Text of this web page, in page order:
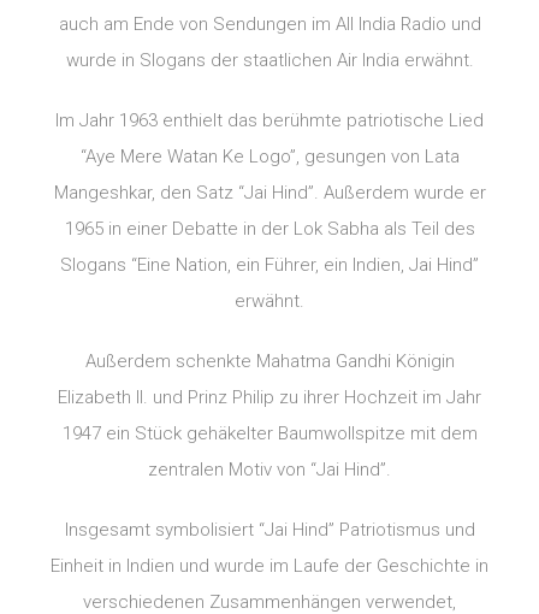
auch am Ende von Sendungen im All India Radio und
wurde in Slogans der staatlichen Air India erwähnt.
Im Jahr 1963 enthielt das berühmte patriotische Lied
“Aye Mere Watan Ke Logo”, gesungen von Lata
Mangeshkar, den Satz “Jai Hind”. Außerdem wurde er
1965 in einer Debatte in der Lok Sabha als Teil des
Slogans “Eine Nation, ein Führer, ein Indien, Jai Hind”
erwähnt.
Außerdem schenkte Mahatma Gandhi Königin
Elizabeth II. und Prinz Philip zu ihrer Hochzeit im Jahr
1947 ein Stück gehäkelter Baumwollspitze mit dem
zentralen Motiv von “Jai Hind”.
Insgesamt symbolisiert “Jai Hind” Patriotismus und
Einheit in Indien und wurde im Laufe der Geschichte in
verschiedenen Zusammenhängen verwendet,